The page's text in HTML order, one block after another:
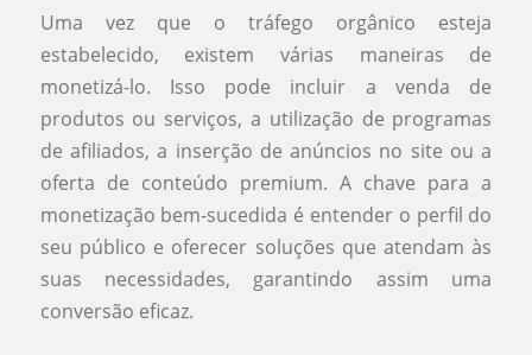
Uma vez que o tráfego orgânico esteja
estabelecido, existem várias maneiras de
monetizá-lo. Isso pode incluir a venda de
produtos ou serviços, a utilização de programas
de afiliados, a inserção de anúncios no site ou a
oferta de conteúdo premium. A chave para a
monetização bem-sucedida é entender o perfil do
seu público e oferecer soluções que atendam às
suas necessidades, garantindo assim uma
conversão eficaz.